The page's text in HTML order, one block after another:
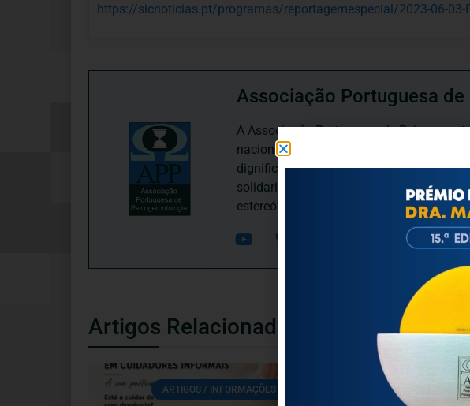
https://sicnoticias.pt/programas/reportagemespecial/2023-06-03-
Associação Portuguesa
A Associação Portuguesa de
nacional, dedica-se às questões
dignificação, respeito, saúde,
solidariedade intergeracional, e de uma
estereótipos negativos relativamente à
Artigos Relacionados
ARTIGOS / INFORMAÇÕES / ATUALIDADE